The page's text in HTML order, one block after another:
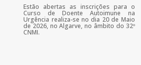
Estão abertas as inscrições para o
Curso de Doente Autoimune na
Urgência realiza-se no dia 20 de Maio
de 2026, no Algarve, no âmbito do 32º
CNMI.